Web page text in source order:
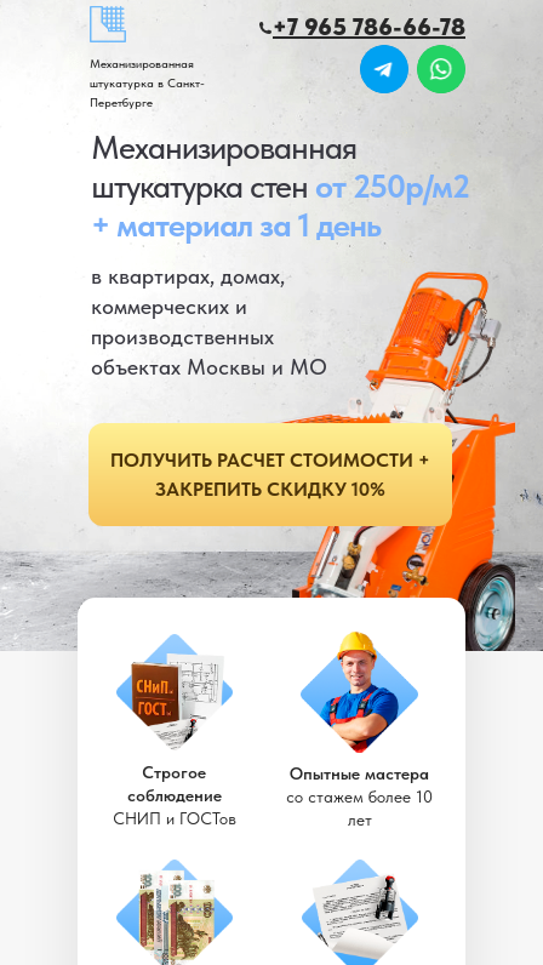
Механизированная
штукатурка стен от 250р/м2
+ материал за 1 день
ПОЛУЧИТЬ РАСЧЕТ СТОИМОСТИ +
ЗАКРЕПИТЬ СКИДКУ 10%
в квартирах, домах,
коммерческих и
производственных
объектах Москвы и МО
Строгое
соблюдение
СНИП и ГОСТов
Опытные мастера
со стажем более 10
лет
Механизированная
штукатурка в Санкт-
Перетбурге
+7 965 786-66-78